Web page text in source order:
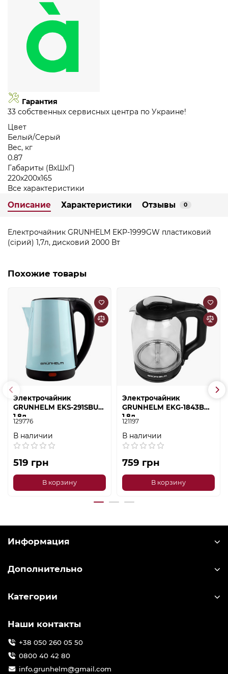
Гарантия
33 собственных сервисных центра по Украине!
Цвет
Белый/Серый
Вес, кг
0.87
Габариты (ВхШхГ)
220х200х165
Все характеристики
Описание Характеристики Отзывы 0
Електрочайник GRUNHELM EKP-1999GW пластиковий
(сірий) 1,7л, дисковий 2000 Вт
Похожие товары
Электрочайник
GRUNHELM EKS-291SBU
1.8л
129776
В наличии
519 грн
В корзину
Электрочайник
GRUNHELM EKG-1843B
1.8л
121197
В наличии
759 грн
В корзину
Информация
Дополнительно
Категории
Наши контакты
+38 050 260 05 50
0800 40 42 80
info.grunhelm@gmail.com